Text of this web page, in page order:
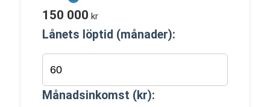
150 000 kr
Lånets löptid (månader):
Månadsinkomst (kr):